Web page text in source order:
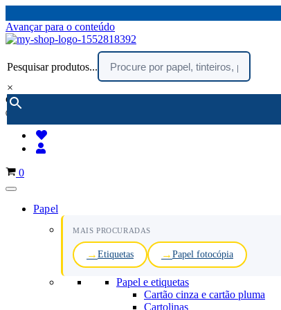
Avançar para o conteúdo
Pesquisar produtos...
×
encomendar por telefone :
(chamada rede fixa nacional)
Carrinho
0
Papel
MAIS PROCURADAS
Etiquetas Papel fotocópia
Papel e etiquetas
Cartão cinza e cartão pluma
Cartolinas